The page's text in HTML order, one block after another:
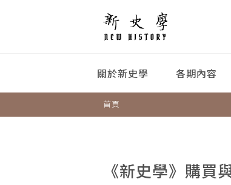
關於新史學 各期內容
首頁
《新史學》購買